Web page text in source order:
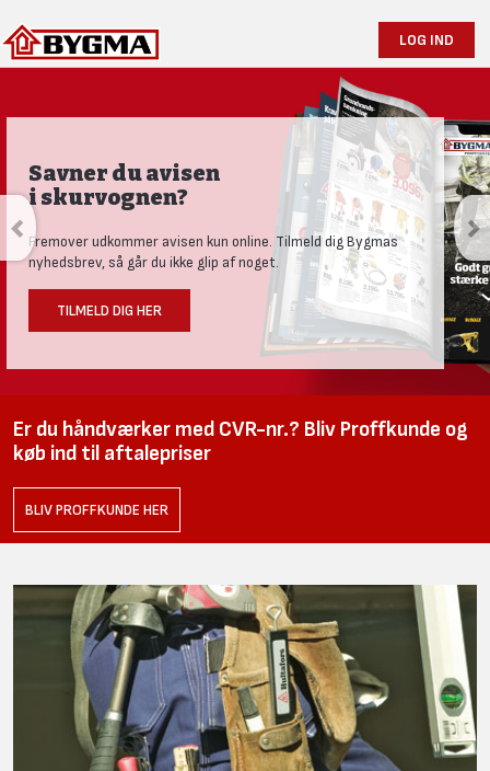
LOG IND
Savner du avisen
i skurvognen?
Fremover udkommer avisen kun online. Tilmeld dig Bygmas
nyhedsbrev, så går du ikke glip af noget.
TILMELD DIG HER
Er du håndværker med CVR-nr.? Bliv Proffkunde og
køb ind til aftalepriser
BLIV PROFFKUNDE HER